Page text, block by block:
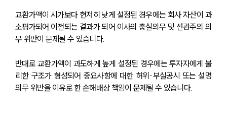
교환가액이 시가보다 현저히 낮게 설정된 경우에는 회사 자산이 과
소평가되어 이전되는 결과가 되어 이사의 충실의무 및 선관주의 의
무 위반이 문제될 수 있습니다.
반대로 교환가액이 과도하게 높게 설정된 경우에는 투자자에게 불
리한 구조가 형성되어 중요사항에 대한 허위·부실공시 또는 설명
의무 위반을 이유로 한 손해배상 책임이 문제될 수 있습니다.